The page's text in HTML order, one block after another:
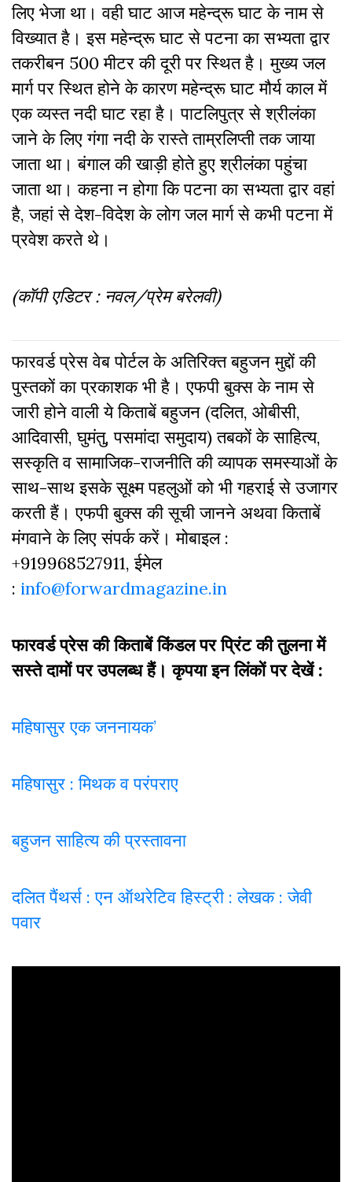
लिए भेजा था। वही घाट आज महेन्द्रू घाट के नाम से
विख्यात है। इस महेन्द्रू घाट से पटना का सभ्यता द्वार
तकरीबन 500 मीटर की दूरी पर स्थित है। मुख्य जल
मार्ग पर स्थित होने के कारण महेन्द्रू घाट मौर्य काल में
एक व्यस्त नदी घाट रहा है। पाटलिपुत्र से श्रीलंका
जाने के लिए गंगा नदी के रास्ते ताम्रलिप्ती तक जाया
जाता था। बंगाल की खाड़ी होते हुए श्रीलंका पहुंचा
जाता था। कहना न होगा कि पटना का सभ्यता द्वार वहां
है, जहां से देश-विदेश के लोग जल मार्ग से कभी पटना में
प्रवेश करते थे।
(कॉपी एडिटर : नवल/प्रेम बरेलवी)
फारवर्ड प्रेस वेब पोर्टल के अतिरिक्‍त बहुजन मुद्दों की
पुस्‍तकों का प्रकाशक भी है। एफपी बुक्‍स के नाम से
जारी होने वाली ये किताबें बहुजन (दलित, ओबीसी,
आदिवासी, घुमंतु, पसमांदा समुदाय) तबकों के साहित्‍य,
सस्‍क‍ृति व सामाजिक-राजनीति की व्‍यापक समस्‍याओं के
साथ-साथ इसके सूक्ष्म पहलुओं को भी गहराई से उजागर
करती हैं। एफपी बुक्‍स की सूची जानने अथवा किताबें
मंगवाने के लिए संपर्क करें। मोबाइल :
+919968527911, ईमेल
: info@forwardmagazine.in
फारवर्ड प्रेस की किताबें किंडल पर प्रिंट की तुलना में
सस्ते दामों पर उपलब्ध हैं। कृपया इन लिंकों पर देखें :
महिषासुर एक जननायक’
महिषासुर : मिथक व परंपराए
बहुजन साहित्य की प्रस्तावना
दलित पैंथर्स : एन ऑथरेटिव हिस्ट्री : लेखक : जेवी
पवार